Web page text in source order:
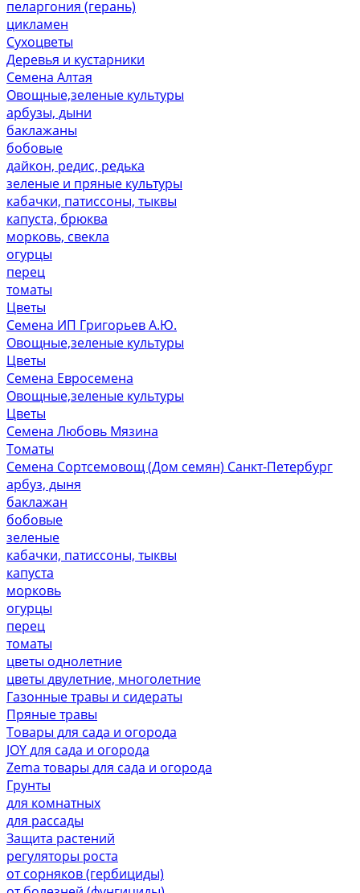
пеларгония (герань)
цикламен
Сухоцветы
Деревья и кустарники
Семена Алтая
Овощные,зеленые культуры
арбузы, дыни
баклажаны
бобовые
дайкон, редис, редька
зеленые и пряные культуры
кабачки, патиссоны, тыквы
капуста, брюква
морковь, свекла
огурцы
перец
томаты
Цветы
Семена ИП Григорьев А.Ю.
Овощные,зеленые культуры
Цветы
Семена Евросемена
Овощные,зеленые культуры
Цветы
Семена Любовь Мязина
Томаты
Семена Сортсемовощ (Дом семян) Санкт-Петербург
арбуз, дыня
баклажан
бобовые
зеленые
кабачки, патиссоны, тыквы
капуста
морковь
огурцы
перец
томаты
цветы однолетние
цветы двулетние, многолетние
Газонные травы и сидераты
Пряные травы
Товары для сада и огорода
JOY для сада и огорода
Zema товары для сада и огорода
Грунты
для комнатных
для рассады
Защита растений
регуляторы роста
от сорняков (гербициды)